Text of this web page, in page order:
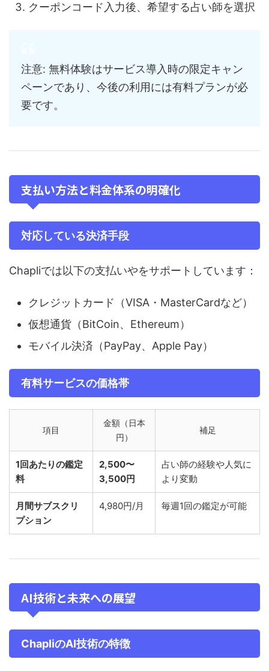
クーポンコード入力後、希望する占い師を選択
注意: 無料体験はサービス導入時の限定キャン
ペーンであり、今後の利用には有料プランが必
要です。
支払い方法と料金体系の明確化
対応している決済手段
Chapliでは以下の支払いやをサポートしています：
クレジットカード（VISA・MasterCardなど）
仮想通貨（BitCoin、Ethereum）
モバイル決済（PayPay、Apple Pay）
有料サービスの価格帯
項目
金額（日本
円）
補足
1回あたりの鑑定
料
2,500〜
3,500円
占い師の経験や人気に
より変動
月間サブスクリ
プション
4,980円/月 毎週1回の鑑定が可能
AI技術と未来への展望
ChapliのAI技術の特徴